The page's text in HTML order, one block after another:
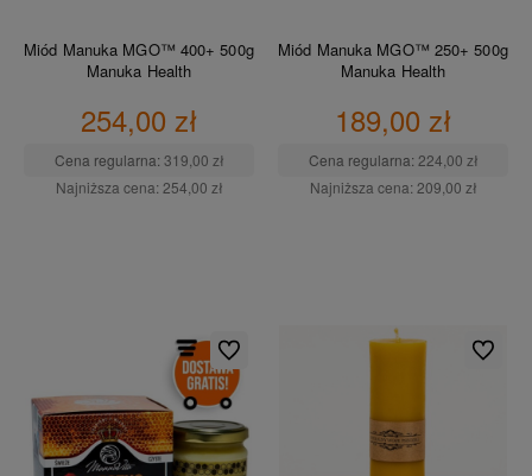
Miód Manuka MGO™ 400+ 500g
Manuka Health
254,00 zł
Cena regularna: 319,00 zł
Najniższa cena: 254,00 zł
Miód Manuka MGO™ 250+ 500g
Manuka Health
189,00 zł
Cena regularna: 224,00 zł
Najniższa cena: 209,00 zł
Do ulubionych Do